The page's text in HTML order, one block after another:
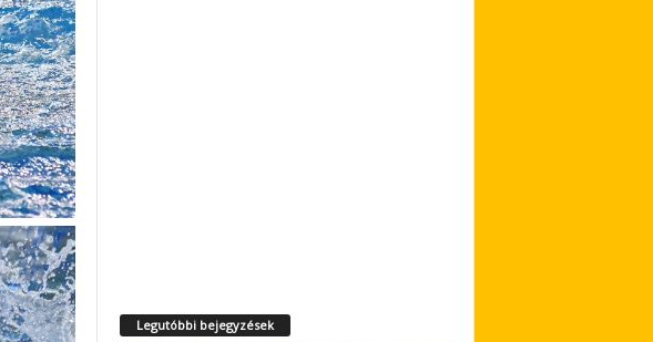
Legutóbbi bejegyzések